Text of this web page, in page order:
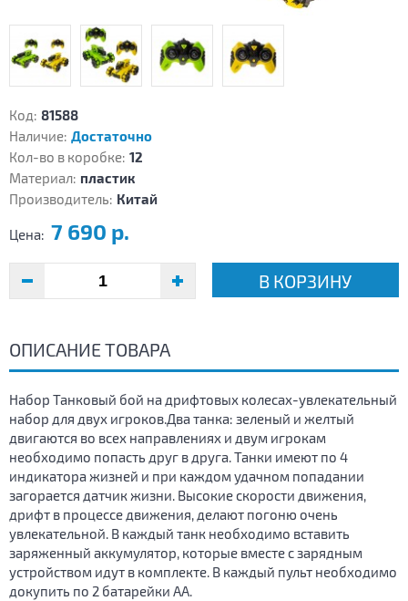
Код: 81588
Наличие: Достаточно
Кол-во в коробке: 12
Материал: пластик
Производитель: Китай
Цена: 7 690 р.
В КОРЗИНУ
ОПИСАНИЕ ТОВАРА
Набор Танковый бой на дрифтовых колесах-увлекательный
набор для двух игроков.Два танка: зеленый и желтый
двигаются во всех направлениях и двум игрокам
необходимо попасть друг в друга. Танки имеют по 4
индикатора жизней и при каждом удачном попадании
загорается датчик жизни. Высокие скорости движения,
дрифт в процессе движения, делают погоню очень
увлекательной. В каждый танк необходимо вставить
заряженный аккумулятор, которые вместе с зарядным
устройством идут в комплекте. В каждый пульт необходимо
докупить по 2 батарейки АА.